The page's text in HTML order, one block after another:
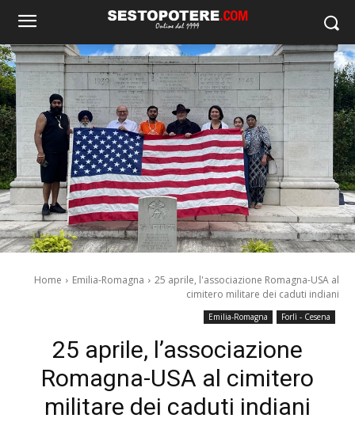
Home Emilia-Romagna
25 aprile, l'associazione Romagna-USA al
cimitero militare dei caduti indiani
Emilia-Romagna Forlì - Cesena
25 aprile, l’associazione
Romagna-USA al cimitero
militare dei caduti indiani